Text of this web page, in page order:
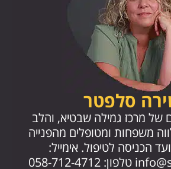
סלפטר
של מרכז גמילה שבטיא, והלב
משפחות ומטופלים מהפנייה
הכניסה לטיפול. אימייל:
טלפון: 058-712-4712